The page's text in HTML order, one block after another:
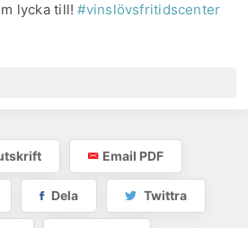
lycka till!#vinslövsfritidscenter
Email PDF
Dela Twittra